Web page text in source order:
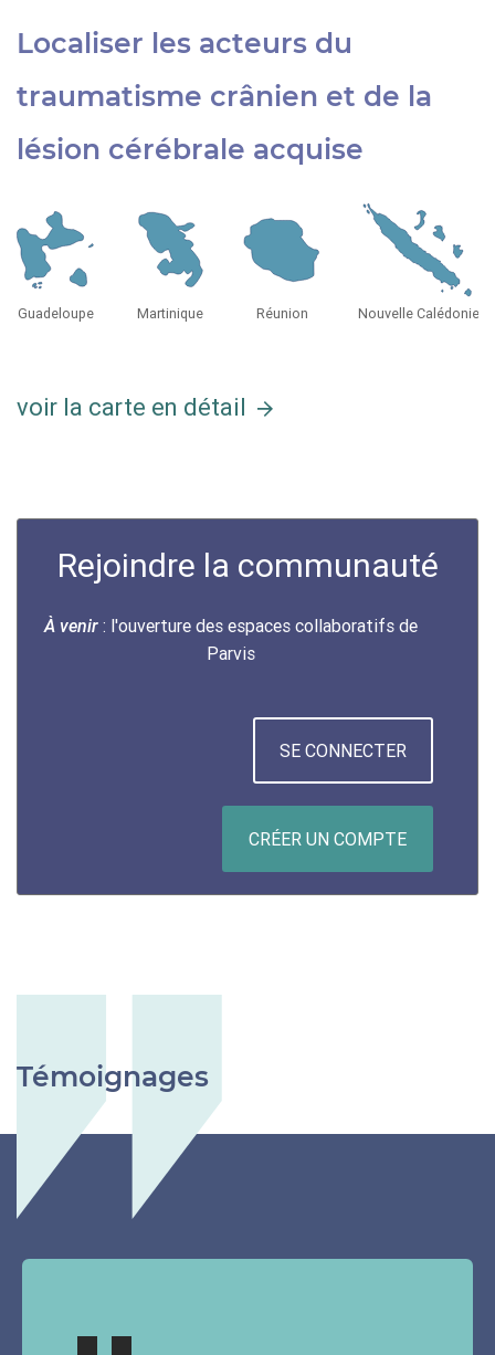
Localiser les acteurs du
traumatisme crânien et de la
lésion cérébrale acquise
Nouvelle Calédonie
Martinique
Guadeloupe Réunion
voir la carte en détail
Rejoindre la communauté
À venir : l'ouverture des espaces collaboratifs de
Parvis
SE CONNECTER
CRÉER UN COMPTE
Témoignages